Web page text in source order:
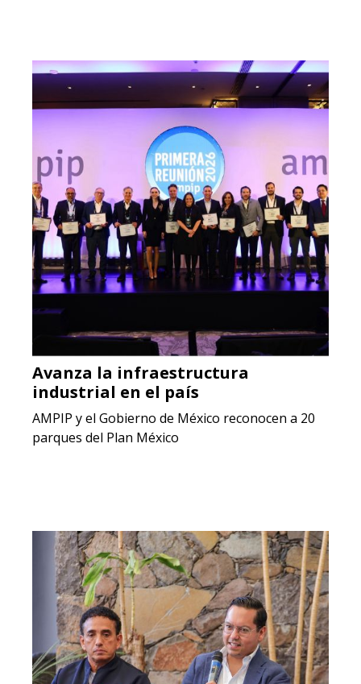
Avanza la infraestructura
industrial en el país
AMPIP y el Gobierno de México reconocen a 20
parques del Plan México